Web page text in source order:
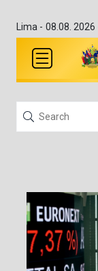
Lima - 08.08. 2026